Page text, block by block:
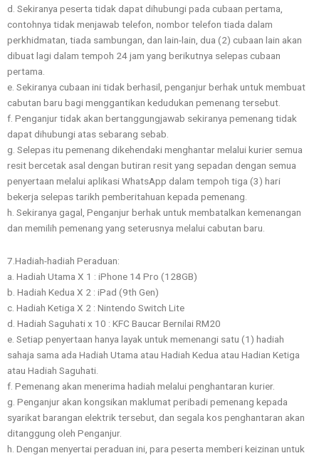
d. Sekiranya peserta tidak dapat dihubungi pada cubaan pertama,
contohnya tidak menjawab telefon, nombor telefon tiada dalam
perkhidmatan, tiada sambungan, dan lain-lain, dua (2) cubaan lain akan
dibuat lagi dalam tempoh 24 jam yang berikutnya selepas cubaan
pertama.
e. Sekiranya cubaan ini tidak berhasil, penganjur berhak untuk membuat
cabutan baru bagi menggantikan kedudukan pemenang tersebut.
f. Penganjur tidak akan bertanggungjawab sekiranya pemenang tidak
dapat dihubungi atas sebarang sebab.
g. Selepas itu pemenang dikehendaki menghantar melalui kurier semua
resit bercetak asal dengan butiran resit yang sepadan dengan semua
penyertaan melalui aplikasi WhatsApp dalam tempoh tiga (3) hari
bekerja selepas tarikh pemberitahuan kepada pemenang.
h. Sekiranya gagal, Penganjur berhak untuk membatalkan kemenangan
dan memilih pemenang yang seterusnya melalui cabutan baru.
7.Hadiah-hadiah Peraduan:
a. Hadiah Utama X 1 : iPhone 14 Pro (128GB)
b. Hadiah Kedua X 2 : iPad (9th Gen)
c. Hadiah Ketiga X 2 : Nintendo Switch Lite
d. Hadiah Saguhati x 10 : KFC Baucar Bernilai RM20
e. Setiap penyertaan hanya layak untuk memenangi satu (1) hadiah
sahaja sama ada Hadiah Utama atau Hadiah Kedua atau Hadian Ketiga
atau Hadiah Saguhati.
f. Pemenang akan menerima hadiah melalui penghantaran kurier.
g. Penganjur akan kongsikan maklumat peribadi pemenang kepada
syarikat barangan elektrik tersebut, dan segala kos penghantaran akan
ditanggung oleh Penganjur.
h. Dengan menyertai peraduan ini, para peserta memberi keizinan untuk